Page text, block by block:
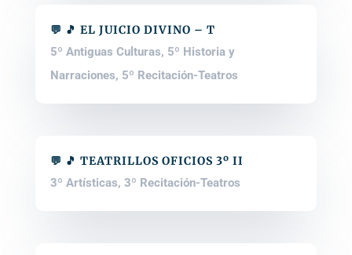
💬 🎵 EL JUICIO DIVINO – T
5º Antiguas Culturas, 5º Historia y
Narraciones, 5º Recitación-Teatros
💬 🎵 TEATRILLOS OFICIOS 3º II
3º Artísticas, 3º Recitación-Teatros